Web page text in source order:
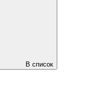
В список